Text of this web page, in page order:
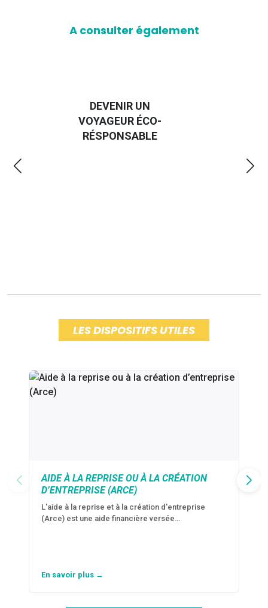
A consulter également
EMMERDES 2025
LES DISPOSITIFS UTILES
AIDE À LA REPRISE OU À LA CRÉATION
D’ENTREPRISE (ARCE)
L'aide à la reprise et à la création d'entreprise
(Arce) est une aide financière versée…
En savoir plus →